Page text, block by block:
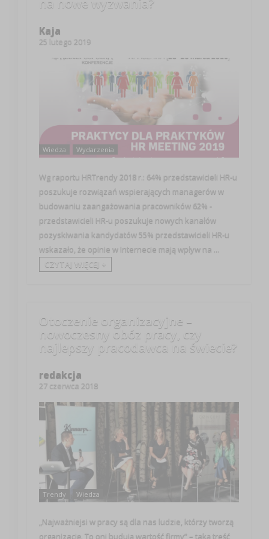
Kaja
25 lutego 2019
Wiedza Wydarzenia
Wg raportu HRTrendy 2018 r.: 64% przedstawicieli HR-u
poszukuje rozwiązań wspierających managerów w
budowaniu zaangażowania pracowników 62% -
przedstawicieli HR-u poszukuje nowych kanałów
pozyskiwania kandydatów 55% przedstawicieli HR-u
wskazało, że opinie w Internecie mają wpływ na ...
CZYTAJ WIĘCEJ +
Otoczenie organizacyjne –
nowoczesny obóz pracy, czy
najlepszy pracodawca na świecie?
redakcja
27 czerwca 2018
Trendy Wiedza
„Najważniejsi w pracy są dla nas ludzie, którzy tworzą
organizację. To oni budują wartość firmy” – taką treść